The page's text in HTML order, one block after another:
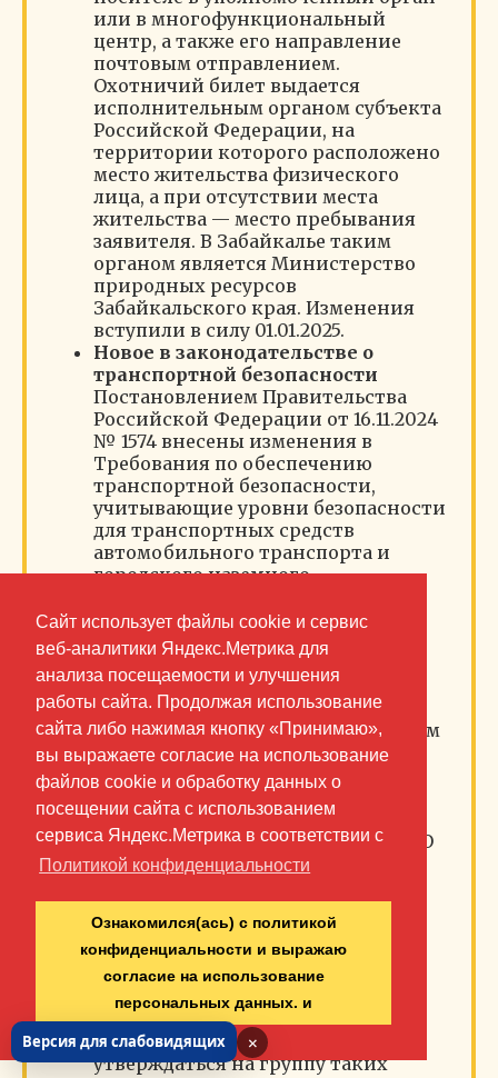
Сайт использует файлы cookie и сервис
веб-аналитики Яндекс.Метрика для
анализа посещаемости и улучшения
работы сайта. Продолжая использование
сайта либо нажимая кнопку «Принимаю»,
вы выражаете согласие на использование
файлов cookie и обработку данных о
посещении сайта с использованием
сервиса Яндекс.Метрика в соответствии с
Политикой конфиденциальности
Ознакомился(ась) с политикой
конфиденциальности и выражаю
согласие на использование
персональных данных. и
или в многофункциональный
центр, а также его направление
почтовым отправлением.
Охотничий билет выдается
исполнительным органом субъекта
Российской Федерации, на
территории которого расположено
место жительства физического
лица, а при отсутствии места
жительства — место пребывания
заявителя. В Забайкалье таким
органом является Министерство
природных ресурсов
Забайкальского края. Изменения
вступили в силу 01.01.2025.
Новое в законодательстве о
транспортной безопасности
Постановлением Правительства
Российской Федерации от 16.11.2024
№ 1574 внесены изменения в
Требования по обеспечению
транспортной безопасности,
учитывающие уровни безопасности
для транспортных средств
автомобильного транспорта и
городского наземного
Согласно поправкам, для
транспортных средств,
осуществляющих перевозки
пассажиров по маршрутам
регулярных перевозок и
эксплуатируемых одним субъектом
транспортной инфраструктуры
(перевозчиком), у которых
идентичны категории и классы,
соответствующие техническому
регламенту Таможенного союза «О
безопасности колесных
конструктивные элементы,
влияющие на применение
одинаковых мер по защите этих
транспортных средств от актов
незаконного вмешательства,
паспорт транспортного средства
может разрабатываться и
утверждаться на группу таких
Версия для слабовидящих ×